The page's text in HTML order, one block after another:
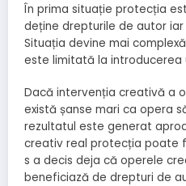
În prima situație protecția
deține drepturile de autor
Situația devine mai
este limitată la introducerea
Dacă intervenția creativă a
există șanse mari ca opera
rezultatul este generat
creativ real protecția poate
s a decis deja că operele
beneficiază de drepturi de